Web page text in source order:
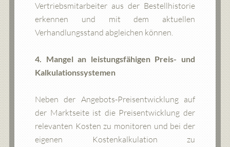
Vertriebsmitarbeiter aus der Bestellhistorie
erkennen und mit dem aktuellen
Verhandlungsstand abgleichen können.
4. Mangel an leistungsfähigen Preis- und
Kalkulationssystemen
Neben der Angebots-Preisentwicklung auf
der Marktseite ist die Preisentwicklung der
relevanten Kosten zu monitoren und bei der
eigenen Kostenkalkulation zu